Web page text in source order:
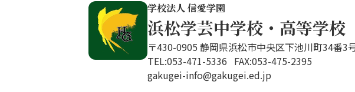
学校法人 信愛学園
浜松学芸中学校・高等学校
〒430-0905 静岡県浜松市中央区下池川町34番3
TEL:053-471-5336 FAX:053-475-2395
gakugei-info@gakugei.ed.jp